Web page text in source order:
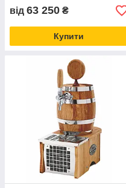
від 63 250 ₴
Купити